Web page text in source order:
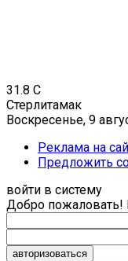
31.8 C
Стерлитамак
Воскресенье, 9
Реклама на
Предложить
войти в систему
Добро пожаловать!